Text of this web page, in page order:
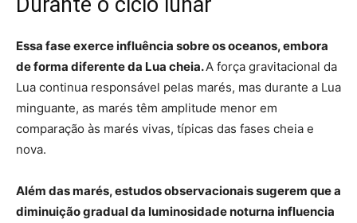
Essa fase exerce influência sobre os oceanos, embora
de forma diferente da Lua cheia.A força gravitacional da
Lua continua responsável pelas marés, mas durante a Lua
minguante, as marés têm amplitude menor em
comparação às marés vivas, típicas das fases cheia e
nova.
Além das marés, estudos observacionais sugerem que a
diminuição gradual da luminosidade noturna influencia